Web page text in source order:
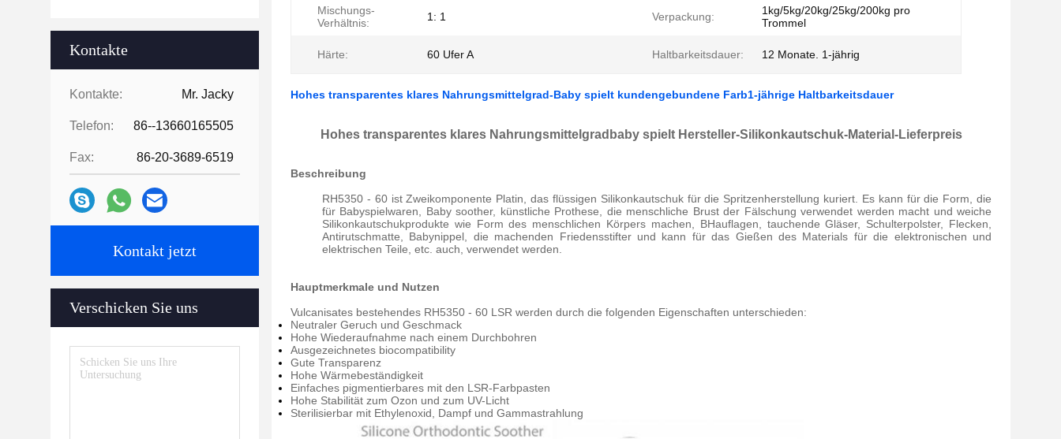
Kontakte
Kontakte: Mr. Jacky
Telefon: 86--13660165505
Fax: 86-20-3689-6519
Kontakt jetzt
Verschicken Sie uns
Mischungs-
Verhältnis:
1: 1 Verpackung:
1kg/5kg/20kg/25kg/200kg pro
Trommel
Härte: 60 Ufer A Haltbarkeitsdauer: 12 Monate. 1-jährig
Hohes transparentes klares Nahrungsmittelgrad-Baby spielt kundengebundene Farb1-jährige Haltbarkeitsdauer
Hohes transparentes klares Nahrungsmittelgradbaby spielt Hersteller-Silikonkautschuk-Material-Lieferpreis
Beschreibung
RH5350 - 60 ist Zweikomponente Platin, das flüssigen Silikonkautschuk für die Spritzenherstellung kuriert. Es kann für die Form, die
für Babyspielwaren, Baby soother, künstliche Prothese, die menschliche Brust der Fälschung verwendet werden macht und weiche
Silikonkautschukprodukte wie Form des menschlichen Körpers machen, BHauflagen, tauchende Gläser, Schulterpolster, Flecken,
Antirutschmatte, Babynippel, die machenden Friedensstifter und kann für das Gießen des Materials für die elektronischen und
elektrischen Teile, etc. auch, verwendet werden.
Hauptmerkmale und Nutzen
Vulcanisates bestehendes RH5350 - 60 LSR werden durch die folgenden Eigenschaften unterschieden:
Neutraler Geruch und Geschmack
Hohe Wiederaufnahme nach einem Durchbohren
Ausgezeichnetes biocompatibility
Gute Transparenz
Hohe Wärmebeständigkeit
Einfaches pigmentierbares mit den LSR-Farbpasten
Hohe Stabilität zum Ozon und zum UV-Licht
Sterilisierbar mit Ethylenoxid, Dampf und Gammastrahlung